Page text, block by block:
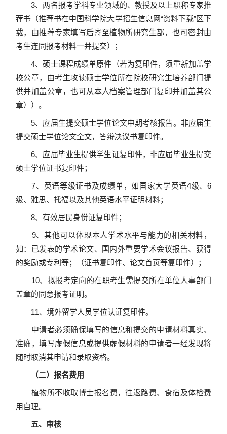
3、两名报考学科专业领域的、教授及以上职称专家推
荐书（推荐书在中国科学院大学招生信息网“资料下载”区下
载，由推荐专家填写后寄至植物所研究生部，也可密封由
考生连同报考材料一并提交）；
4、硕士课程成绩单原件（若为复印件，须重新加盖学
校公章，由考生攻读硕士学位所在院校研究生培养部门提
供并加盖公章，也可从本人档案管理部门复印并加盖其公
章））。
5、应届生提交硕士学位论文中期考核报告。非应届生
提交硕士学位论文全文，答辩决议书复印件。
6、应届毕业生提供学生证复印件，非应届毕业生提交
硕士学位证书复印件；
7、英语等级证书及成绩单，如国家大学英语4级、6
级、雅思、托福以及其他英语水平证明材料；
8、有效居民身份证复印件；
9、其他可以体现本人学术水平与能力的相关材料，
如：已发表的学术论文、国内外重要学术会议报告、获得
的奖励或专利等；（证书复印件、论文首页等复印件）；
10、拟报考定向的在职考生需提交所在单位人事部门
盖章的同意报考证明。
11、境外留学人员学位认证复印件。
申请者必须确保填写的信息和提交的申请材料真实、
准确，填写虚假信息或提供虚假材料的申请者一经发现将
随时取消其申请和录取资格。
（二）报名费用
植物所不收取博士报名费，往返路费、食宿及体检费
用自理。
五、审核